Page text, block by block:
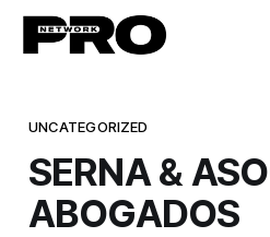
UNCATEGORIZED
SERNA &
ABOGADOS